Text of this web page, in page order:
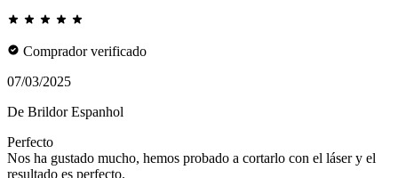
Comprador verificado
07/03/2025
De Brildor Espanhol
Perfecto
Nos ha gustado mucho, hemos probado a cortarlo con el láser y el
resultado es perfecto.